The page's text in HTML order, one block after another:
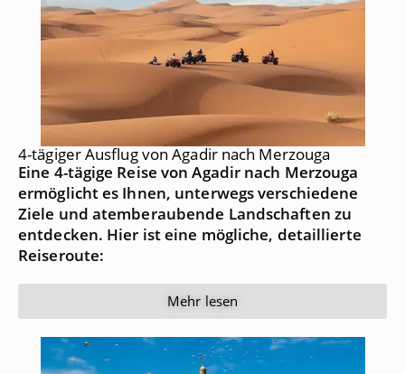
4-tägiger Ausflug von Agadir nach Merzouga
Eine 4-tägige Reise von Agadir nach Merzouga
ermöglicht es Ihnen, unterwegs verschiedene
Ziele und atemberaubende Landschaften zu
entdecken. Hier ist eine mögliche, detaillierte
Reiseroute:
Mehr lesen